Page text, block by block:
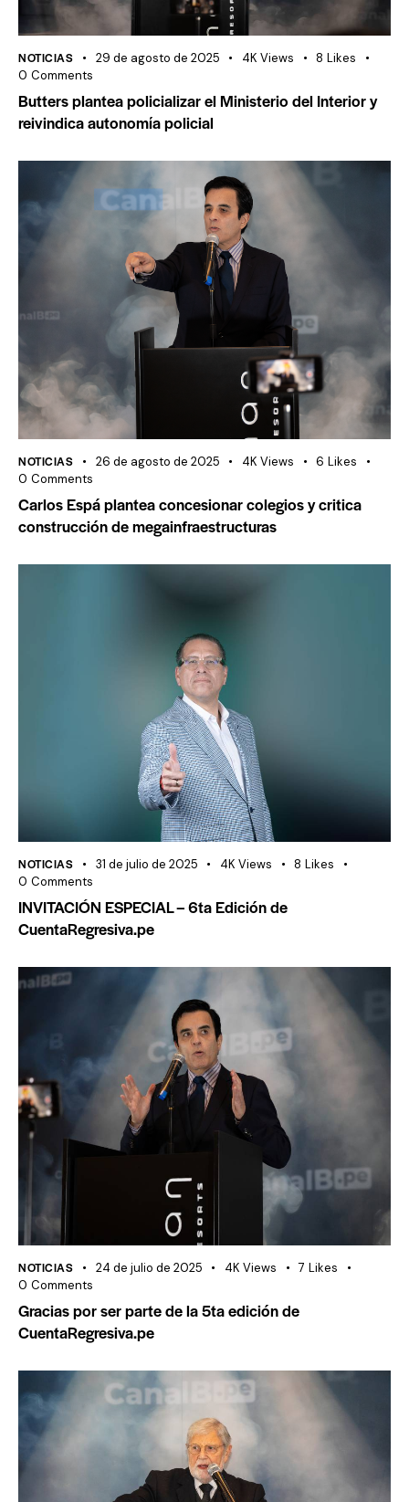
NOTICIAS 29 de agosto de 2025 4K Views 8 Likes
0 Comments
Butters plantea policializar el Ministerio del Interior y
reivindica autonomía policial
NOTICIAS 26 de agosto de 2025 4K Views 6 Likes
0 Comments
Carlos Espá plantea concesionar colegios y critica
construcción de megainfraestructuras
NOTICIAS 31 de julio de 2025 4K Views 8 Likes
0 Comments
INVITACIÓN ESPECIAL – 6ta Edición de
CuentaRegresiva.pe
NOTICIAS 24 de julio de 2025 4K Views 7 Likes
0 Comments
Gracias por ser parte de la 5ta edición de
CuentaRegresiva.pe